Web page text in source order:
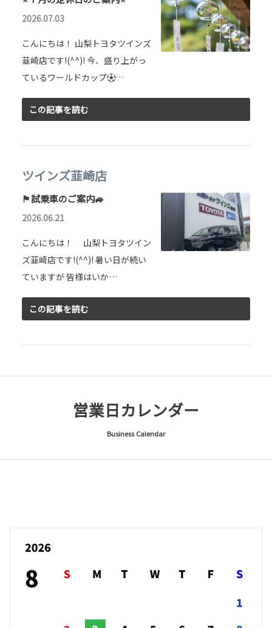
2026.07.03
こんにちは！ 山梨トヨタツインズ
韮崎店です!(^^)! 今、盛り上がっ
ているワールドカップ⚽…
この記事を読む
ツインズ韮崎店
🏴試乗車のご案内🚙
2026.06.21
こんにちは！ 山梨トヨタツイン
ズ韮崎店です!(^^)! 暑い日が続い
ていますが 皆様はいか…
この記事を読む
営業日カレンダー
Business Calendar